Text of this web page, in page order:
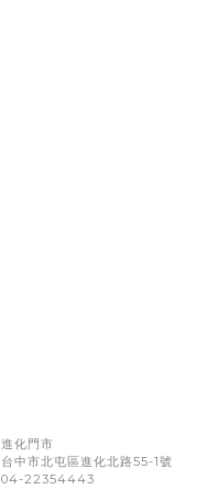
進化門市
台中市北屯區進化北路55-1號
04-22354443